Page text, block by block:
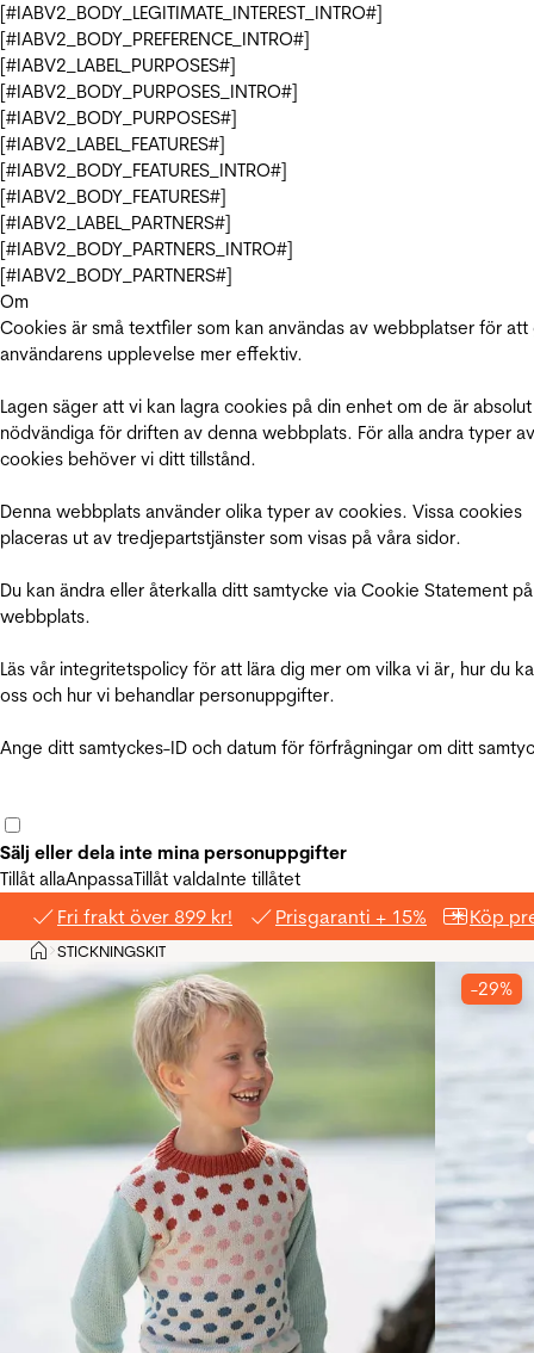
[#IABV2_BODY_LEGITIMATE_INTEREST_INTRO#]
[#IABV2_BODY_PREFERENCE_INTRO#]
[#IABV2_LABEL_PURPOSES#]
[#IABV2_BODY_PURPOSES_INTRO#]
[#IABV2_BODY_PURPOSES#]
[#IABV2_LABEL_FEATURES#]
[#IABV2_BODY_FEATURES_INTRO#]
[#IABV2_BODY_FEATURES#]
[#IABV2_LABEL_PARTNERS#]
[#IABV2_BODY_PARTNERS_INTRO#]
[#IABV2_BODY_PARTNERS#]
Om
Cookies är små textfiler som kan användas av webbplatser för att
användarens upplevelse mer effektiv.
Lagen säger att vi kan lagra cookies på din enhet om de är absolut
nödvändiga för driften av denna webbplats. För alla andra typer av
cookies behöver vi ditt tillstånd.
Denna webbplats använder olika typer av cookies. Vissa cookies
placeras ut av tredjepartstjänster som visas på våra sidor.
Du kan ändra eller återkalla ditt samtycke via Cookie Statement
webbplats.
Läs vår integritetspolicy för att lära dig mer om vilka vi är, hur du
oss och hur vi behandlar personuppgifter.
Ange ditt samtyckes-ID och datum för förfrågningar om ditt
Sälj eller dela inte mina personuppgifter
Tillåt allaAnpassaTillåt valdaInte tillåtet
Fri frakt över 899 kr! Prisgaranti + 15% Köp
Hem
>STICKNINGSKIT
-29%